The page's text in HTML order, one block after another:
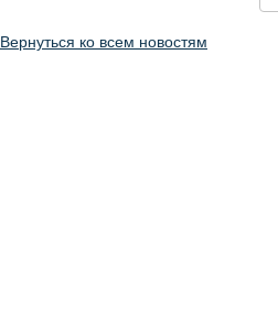
Вернуться ко всем новостям